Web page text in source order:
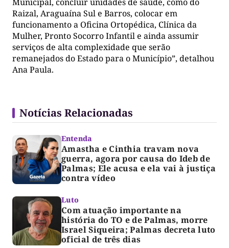
Raizal, Araguaína Sul e Barros, colocar em
funcionamento a Oficina Ortopédica, Clínica da
Mulher, Pronto Socorro Infantil e ainda assumir
serviços de alta complexidade que serão
remanejados do Estado para o Município”, detalhou
Ana Paula.
Notícias Relacionadas
Entenda
Amastha e Cinthia travam nova
guerra, agora por causa do Ideb de
Palmas; Ele acusa e ela vai à justiça
contra vídeo
Luto
Com atuação importante na
história do TO e de Palmas, morre
Israel Siqueira; Palmas decreta luto
oficial de três dias